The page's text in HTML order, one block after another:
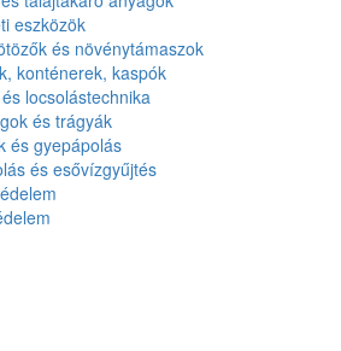
eszközök
és növénytámaszok
konténerek, kaspók
locsolástechnika
és trágyák
és gyepápolás
és esővízgyűjtés